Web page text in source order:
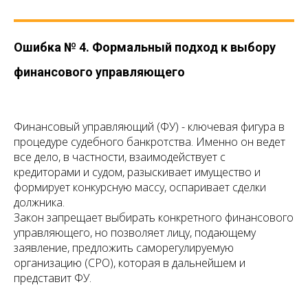
Ошибка № 4. Формальный подход к выбору
финансового управляющего
Финансовый управляющий (ФУ) - ключевая фигура в
процедуре судебного банкротства. Именно он ведет
все дело, в частности, взаимодействует с
кредиторами и судом, разыскивает имущество и
формирует конкурсную массу, оспаривает сделки
должника.
Закон запрещает выбирать конкретного финансового
управляющего, но позволяет лицу, подающему
заявление, предложить саморегулируемую
организацию (СРО), которая в дальнейшем и
представит ФУ.